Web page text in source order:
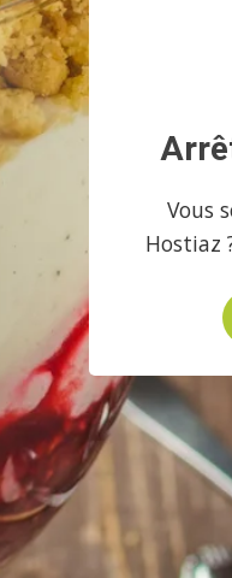
Vous
Hostiaz